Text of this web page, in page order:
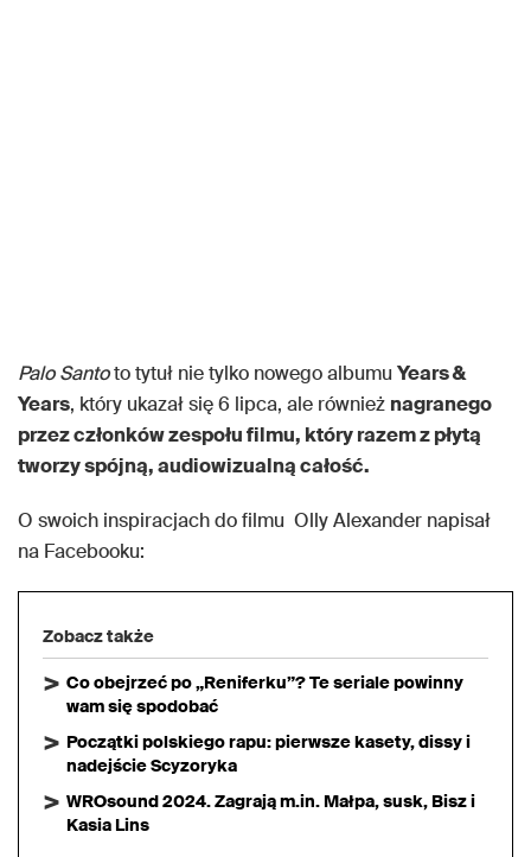
Palo Santoto tytuł nie tylko nowego albumu Years &
Years, który ukazał się 6 lipca, ale również nagranego
przez członków zespołu filmu, który razem z płytą
tworzy spójną, audiowizualną całość.
O swoich inspiracjach do filmu Olly Alexander napisał
na Facebooku:
Zobacz także
Co obejrzeć po „Reniferku”? Te seriale powinny
wam się spodobać
Początki polskiego rapu: pierwsze kasety, dissy i
nadejście Scyzoryka
WROsound 2024. Zagrają m.in. Małpa, susk, Bisz i
Kasia Lins